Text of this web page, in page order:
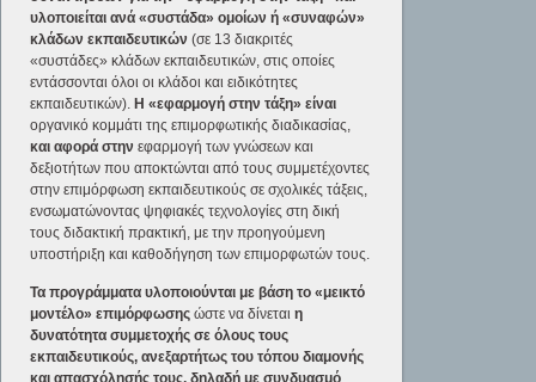
υλοποιείται ανά «συστάδα» ομοίων ή «συναφών»
κλάδων εκπαιδευτικών (σε 13 διακριτές
«συστάδες» κλάδων εκπαιδευτικών, στις οποίες
εντάσσονται όλοι οι κλάδοι και ειδικότητες
εκπαιδευτικών).Η «εφαρμογή στην τάξη» είναι
οργανικό κομμάτι της επιμορφωτικής διαδικασίας,
και αφορά στην εφαρμογή των γνώσεων και
δεξιοτήτων που αποκτώνται από τους συμμετέχοντες
στην επιμόρφωση εκπαιδευτικούς σε σχολικές τάξεις,
ενσωματώνοντας ψηφιακές τεχνολογίες στη δική
τους διδακτική πρακτική, με την προηγούμενη
υποστήριξη και καθοδήγηση των επιμορφωτών τους.
Τα προγράμματα υλοποιούνται με βάση το «μεικτό
μοντέλο» επιμόρφωσης ώστε να δίνεταιη
δυνατότητα συμμετοχής σε όλους τους
εκπαιδευτικούς, ανεξαρτήτως του τόπου διαμονής
και απασχόλησής τους, δηλαδή με συνδυασμό